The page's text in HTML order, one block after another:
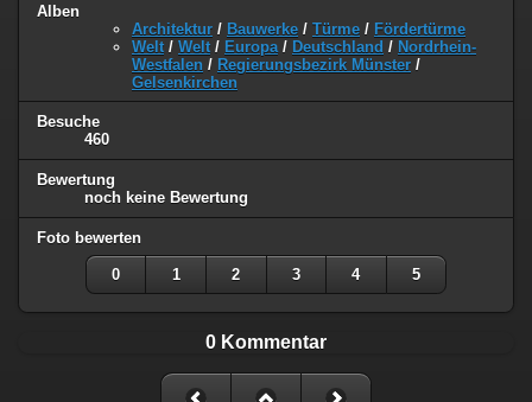
Alben
Architektur / Bauwerke / Türme / Fördertürme
Welt / Welt / Europa / Deutschland / Nordrhein-
Westfalen / Regierungsbezirk Münster /
Gelsenkirchen
Besuche
460
Bewertung
noch keine Bewertung
Foto bewerten
0 1 2 3 4 5
0 Kommentar